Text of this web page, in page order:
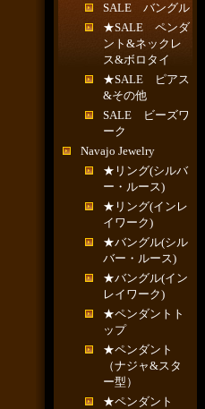
SALE バングル
★SALE ペンダ
ント&ネックレ
ス&ボロタイ
★SALE ピアス
&その他
SALE ビーズワ
ーク
Navajo Jewelry
★リング(シルバ
ー・ルース)
★リング(インレ
イワーク)
★バングル(シル
バー・ルース)
★バングル(イン
レイワーク)
★ペンダントト
ップ
★ペンダント
（ナジャ&スタ
ー型）
★ペンダント